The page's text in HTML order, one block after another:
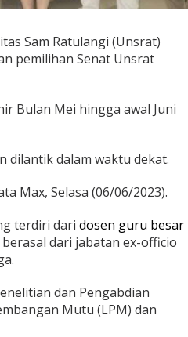
Sam Ratulangi (Unsrat)
pemilihan Senat Unsrat
Bulan Mei hingga awal Juni
dilantik dalam waktu dekat.
Max, Selasa (06/06/2023).
terdiri dari dosen guru besar
dari jabatan ex-officio
dan Pengabdian
Mutu (LPM) dan